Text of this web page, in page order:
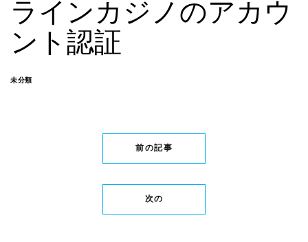
ラインカジノのアカウ
ント認証
未分類
前の記事
次の